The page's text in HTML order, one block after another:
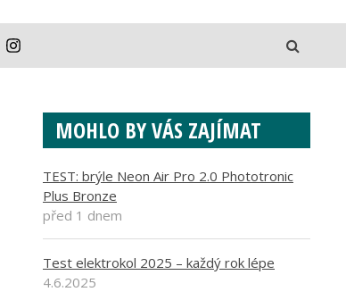
MOHLO BY VÁS ZAJÍMAT
TEST: brýle Neon Air Pro 2.0 Phototronic
Plus Bronze
před 1 dnem
Test elektrokol 2025 – každý rok lépe
4.6.2025